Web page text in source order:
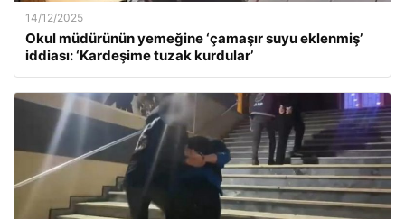
14/12/2025
Okul müdürünün yemeğine ‘çamaşır suyu eklenmiş’
iddiası: ‘Kardeşime tuzak kurdular’